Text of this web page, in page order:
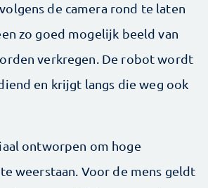
de camera rond te laten
zo goed mogelijk beeld van
verkregen. De robot wordt
en krijgt langs die weg ook
ontworpen om hoge
weerstaan. Voor de mens geldt